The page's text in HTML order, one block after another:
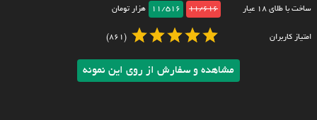
ساخت با طلای ۱۸ عیار 11/616
11/516 هزار تومان
امتیاز کاربران (861)
مشاهده و سفارش از روی این نمونه